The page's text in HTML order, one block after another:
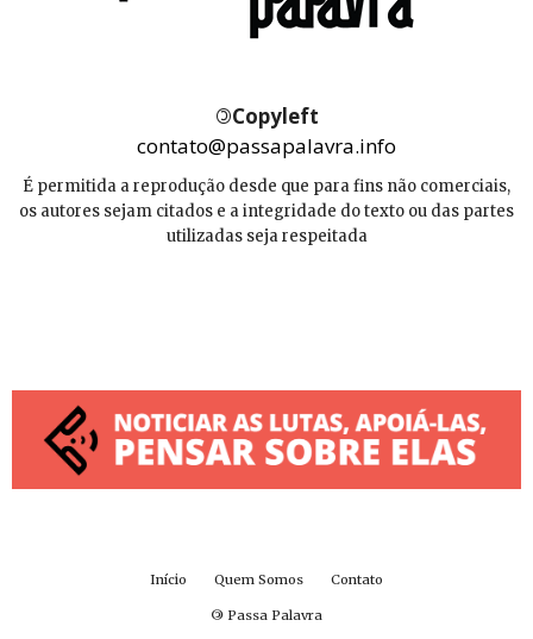
©Copyleft
contato@passapalavra.info
É permitida a reprodução desde que para fins não comerciais,
os autores sejam citados e a integridade do texto ou das partes
utilizadas seja respeitada
Início Quem Somos Contato
© Passa Palavra